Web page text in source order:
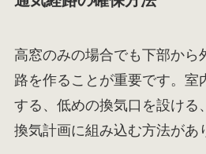
高窓のみの場合でも下部から
路を作ることが重要です。室
する、低めの換気口を設ける
換気計画に組み込む方法があ